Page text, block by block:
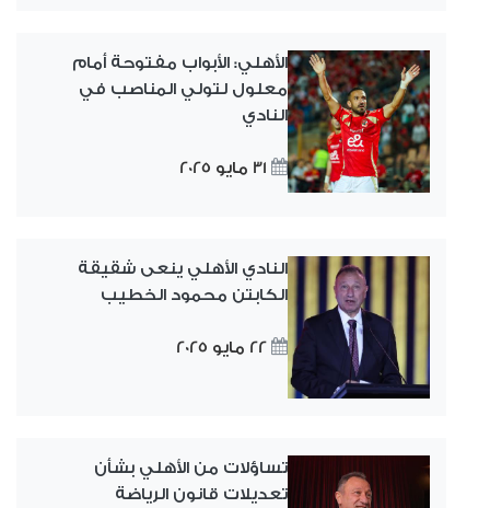
الأهلي: الأبواب مفتوحة أمام
معلول لتولي المناصب في
النادي
31 مايو 2025
النادي الأهلي ينعى شقيقة
الكابتن محمود الخطيب
22 مايو 2025
تساؤلات من الأهلي بشأن
تعديلات قانون الرياضة